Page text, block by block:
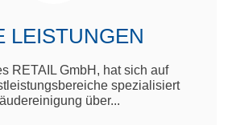
LEISTUNGEN
RETAIL GmbH, hat sich auf
spezialisiert
über...